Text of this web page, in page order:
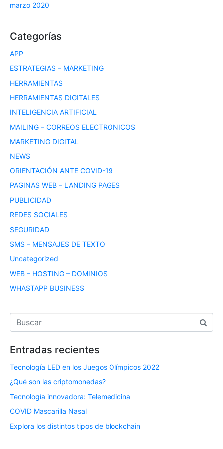
marzo 2020
Categorías
APP
ESTRATEGIAS – MARKETING
HERRAMIENTAS
HERRAMIENTAS DIGITALES
INTELIGENCIA ARTIFICIAL
MAILING – CORREOS ELECTRONICOS
MARKETING DIGITAL
NEWS
ORIENTACIÓN ANTE COVID-19
PAGINAS WEB – LANDING PAGES
PUBLICIDAD
REDES SOCIALES
SEGURIDAD
SMS – MENSAJES DE TEXTO
Uncategorized
WEB – HOSTING – DOMINIOS
WHASTAPP BUSINESS
Entradas recientes
Tecnología LED en los Juegos Olímpicos 2022
¿Qué son las criptomonedas?
Tecnología innovadora: Telemedicina
COVID Mascarilla Nasal
Explora los distintos tipos de blockchain